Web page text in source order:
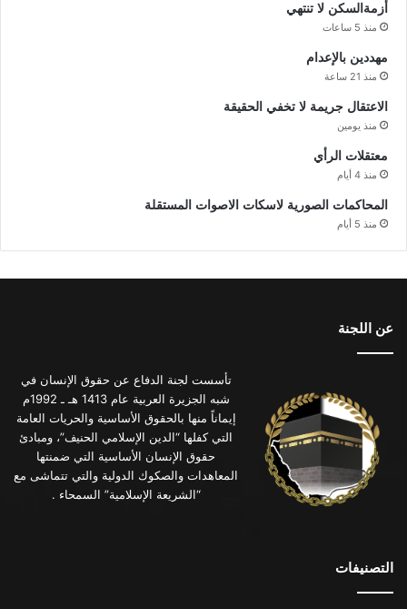
أزمةالسكن لا تنتهي
منذ 5 ساعات
مهددين بالإعدام
منذ 21 ساعة
الاعتقال جريمة لا تخفي الحقيقة
منذ يومين
معتقلات الرأي
منذ 4 أيام
المحاكمات الصورية لاسكات الاصوات المستقلة
منذ 5 أيام
عن اللجنة
تأسست لجنة الدفاع عن حقوق الإنسان في
شبه الجزيرة العربية عام 1413 هـ ـ 1992م
إيماناً منها بالحقوق الأساسية والحريات العامة
التي كفلها “الدين الإسلامي الحنيف”، ومبادئ
حقوق الإنسان الأساسية التي ضمنتها
المعاهدات والصكوك الدولية والتي تتماشى مع
“الشريعة الإسلامية” السمحاء .
التصنيفات